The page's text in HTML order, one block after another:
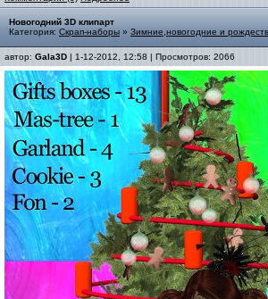
Новогодний 3D клипарт
Категория: Скрап-наборы » Зимние,новогодние и
автор: Gala3D | 1-12-2012, 12:58 | Просмотров: 2066